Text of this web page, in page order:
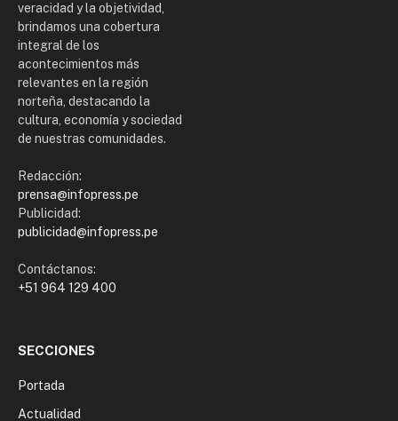
veracidad y la objetividad,
brindamos una cobertura
integral de los
acontecimientos más
relevantes en la región
norteña, destacando la
cultura, economía y sociedad
de nuestras comunidades.
Redacción:
prensa@infopress.pe
Publicidad:
publicidad@infopress.pe
Contáctanos:
+51 964 129 400
SECCIONES
Portada
Actualidad